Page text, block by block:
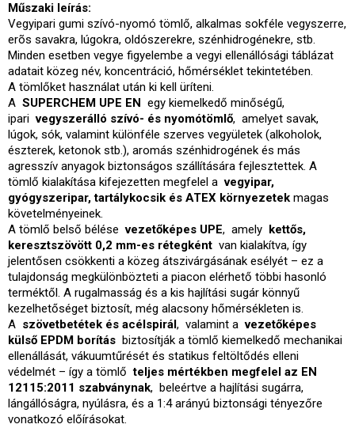
Műszaki leírás:
Vegyipari gumi szívó-nyomó tömlő, alkalmas sokféle vegyszerre,
erõs savakra, lúgokra, oldószerekre, szénhidrogénekre, stb.
Minden esetben vegye figyelembe a vegyi ellenállósági táblázat
adatait közeg név, koncentráció, hőmérséklet tekintetében.
A tömlőket használat után ki kell üríteni.
A SUPERCHEM UPE EN
egy kiemelkedő minőségű,
iparivegyszerálló szívó- és nyomótömlő, amelyet savak,
lúgok, sók, valamint különféle szerves vegyületek (alkoholok,
észterek, ketonok stb.), aromás szénhidrogének és más
agresszív anyagok biztonságos szállítására fejlesztettek. A
tömlő kialakítása kifejezetten megfelel avegyipar,
gyógyszeripar, tartálykocsik és ATEX környezetek magas
követelményeinek.
A tömlő belső bélésevezetőképes UPE, amely
kettős,
keresztszövött 0,2 mm-es rétegként van kialakítva, így
jelentősen csökkenti a közeg átszivárgásának esélyét – ez a
tulajdonság megkülönbözteti a piacon elérhető többi hasonló
terméktől. A rugalmasság és a kis hajlítási sugár könnyű
kezelhetőséget biztosít, még alacsony hőmérsékleten is.
A szövetbetétek és acélspirál , valamint avezetőképes
külső EPDM borítás biztosítják a tömlő kiemelkedő mechanikai
ellenállását, vákuumtűrését és statikus feltöltődés elleni
védelmét – így a tömlőteljes mértékben megfelel az EN
12115:2011 szabványnak, beleértve a hajlítási sugárra,
lángállóságra, nyúlásra, és a 1:4 arányú biztonsági tényezőre
vonatkozó előírásokat.